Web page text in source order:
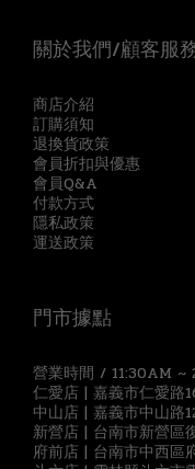
關於我們/顧客服
商店介紹
訂購須知
退換貨政策
會員折扣與優惠
會員Q&A
付款方式
隱私政策
運送政策
門市據點
營業時間 / 11:30AM ~
仁愛店 | 嘉義市仁愛路
中山店 | 嘉義市中山路
新營店 | 台南市新營區
府前店 | 台南市中西區